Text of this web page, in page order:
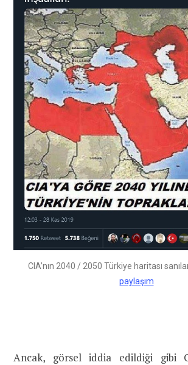
CIA’nın 2040 / 2050 Türkiye haritası
paylaşım
Ancak, görsel iddia edildiği gibi